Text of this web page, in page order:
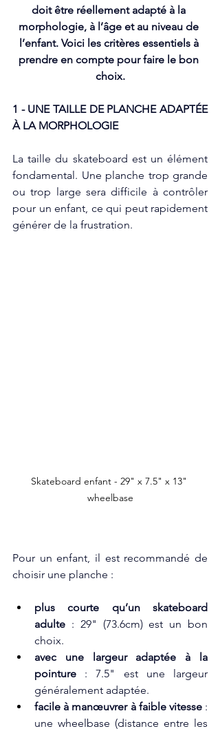
doit être réellement adapté à la
morphologie, à l’âge et au niveau de
l’enfant. Voici les critères essentiels à
prendre en compte pour faire le bon
choix.
1 - UNE TAILLE DE PLANCHE ADAPTÉ E
À LA MORPHOLOGIE
La taille du skateboard est un élément
fondamental. Une planche trop grande
ou trop large sera difficile à contrôler
pour un enfant, ce qui peut rapidement
générer de la frustration.
Skateboard enfant - 29" x 7.5" x 13"
wheelbase
Pour un enfant, il est recommandé de
choisir une planche :
plus courte qu’un skateboard
adulte : 29" (73.6cm) est un bon
choix.
avec une largeur adaptée à la
pointure : 7.5" est une largeur
généralement adaptée.
facile à manœuvrer à faible vitesse :
une wheelbase (distance entre les